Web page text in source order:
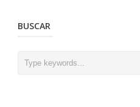
BUSCAR